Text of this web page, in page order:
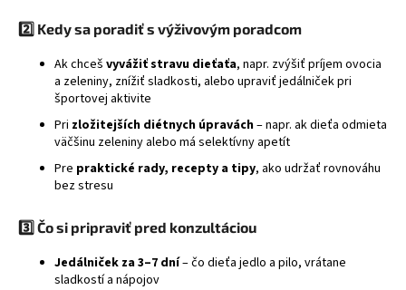
2️⃣ Kedy sa poradiť s výživovým poradcom
Ak chceš vyvážiť stravu dieťaťa, napr. zvýšiť príjem ovocia
a zeleniny, znížiť sladkosti, alebo upraviť jedálniček pri
športovej aktivite
Pri zložitejších diétnych úpravách– napr. ak dieťa odmieta
väčšinu zeleniny alebo má selektívny apetít
Pre praktické rady, recepty a tipy, ako udržať rovnováhu
bez stresu
3️⃣ Čo si pripraviť pred konzultáciou
Jedálniček za 3–7 dní– čo dieťa jedlo a pilo, vrátane
sladkostí a nápojov
?
HĽADAŤ